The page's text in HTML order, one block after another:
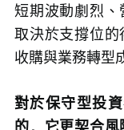
短期波動劇烈
取決於支撐位
收購與業務轉型
對於保守型投